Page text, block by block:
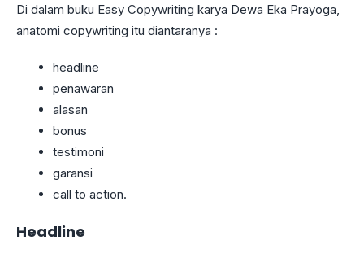
Di dalam buku Easy Copywriting karya Dewa Eka Prayoga,
anatomi copywriting itu diantaranya :
headline
penawaran
alasan
bonus
testimoni
garansi
call to action.
Headline